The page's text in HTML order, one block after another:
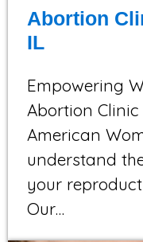
Abortion
IL
Empowering
Abortion
American
understand
your
Our…